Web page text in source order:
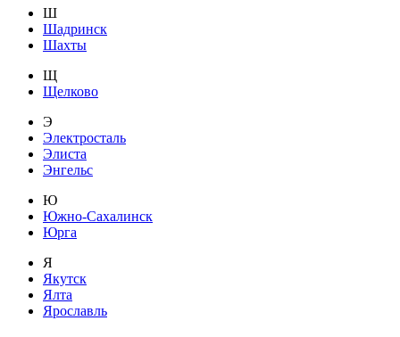
Ш
Шадринск
Шахты
Щ
Щелково
Э
Электросталь
Элиста
Энгельс
Ю
Южно-Сахалинск
Юрга
Я
Якутск
Ялта
Ярославль